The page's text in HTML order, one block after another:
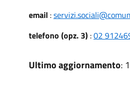
email:
telefono (opz. 3):02
Ultimo aggiornamento: